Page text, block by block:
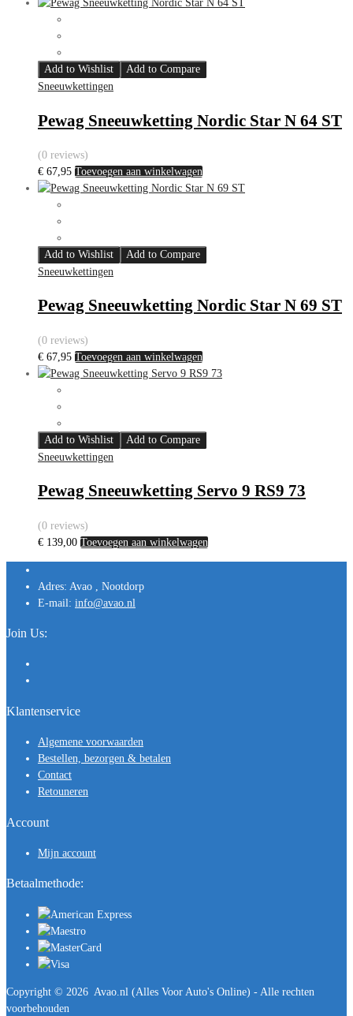
Add to Wishlist
Add to Compare
Sneeuwkettingen
Pewag Sneeuwketting Nordic Star N 64 ST
(0 reviews)
€ 67,95 Toevoegen aan winkelwagen
Add to Wishlist
Add to Compare
Sneeuwkettingen
Pewag Sneeuwketting Nordic Star N 69 ST
(0 reviews)
€ 67,95 Toevoegen aan winkelwagen
Add to Wishlist
Add to Compare
Sneeuwkettingen
Pewag Sneeuwketting Servo 9 RS9 73
(0 reviews)
€ 139,00 Toevoegen aan winkelwagen
Adres: Avao , Nootdorp
E-mail: info@avao.nl
Join Us:
Klantenservice
Algemene voorwaarden
Bestellen, bezorgen & betalen
Contact
Retouneren
Account
Mijn account
Betaalmethode:
Copyright © 2026 Avao.nl (Alles Voor Auto's Online) - Alle rechten
voorbehouden